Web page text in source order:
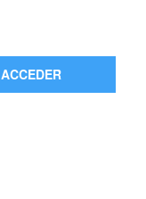
ACCEDER